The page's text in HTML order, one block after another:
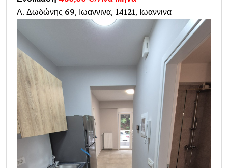
Λ. Δωδώνης 69, Ιωαννινα, 14121, Ιωαννινα